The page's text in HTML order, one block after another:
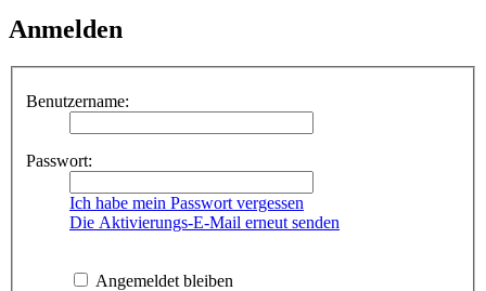
Anmelden
Benutzername:
Passwort:
Ich habe mein Passwort vergessen
Die Aktivierungs-E-Mail erneut senden
Angemeldet bleiben